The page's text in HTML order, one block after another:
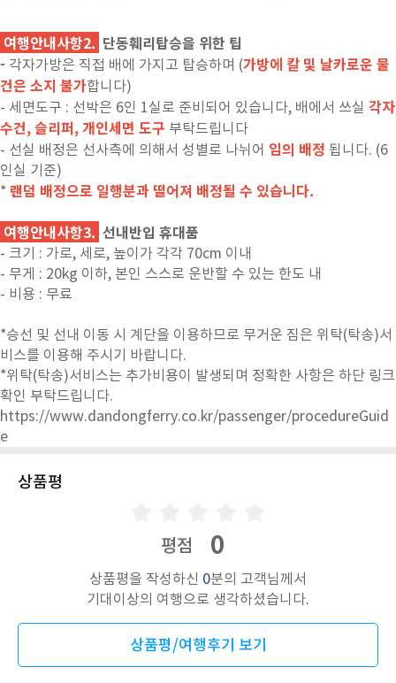
여행안내사항2. 단동훼리탑승을 위한 팁
- 각자가방은 직접 배에 가지고 탑승하며 (가방에 칼 및 날카로운 물
건은 소지 불가합니다)
- 세면도구 : 선박은 6인 1실로 준비되어 있습니다, 배에서 쓰실 각자
수건, 슬리퍼, 개인세면 도구 부탁드립니다
- 선실 배정은 선사측에 의해서 성별로 나뉘어 임의 배정 됩니다. (6
인실 기준)
* 랜덤 배정으로 일행분과 떨어져 배정될 수 있습니다.
여행안내사항3. 선내반입 휴대품
- 크기 : 가로, 세로, 높이가 각각 70cm 이내
- 무게 : 20kg 이하, 본인 스스로 운반할 수 있는 한도 내
- 비용 : 무료
*승선 및 선내 이동 시 계단을 이용하므로 무거운 짐은 위탁(탁송)서
비스를 이용해 주시기 바랍니다.
*위탁(탁송)서비스는 추가비용이 발생되며 정확한 사항은 하단 링크
확인 부탁드립니다.
https://www.dandongferry.co.kr/passenger/procedureGuid
e
상품평
평점 0
상품평을 작성하신 0분의 고객님께서
기대이상의 여행으로 생각하셨습니다.
상품평/여행후기 보기